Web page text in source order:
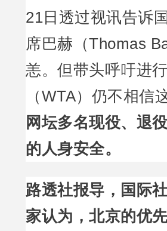
21日透过视讯告诉
席巴赫（Thomas
恙。但带头呼吁进
（WTA）仍不相信
网坛多名现役、退
的人身安全。
路透社报导，国际
家认为，北京的优